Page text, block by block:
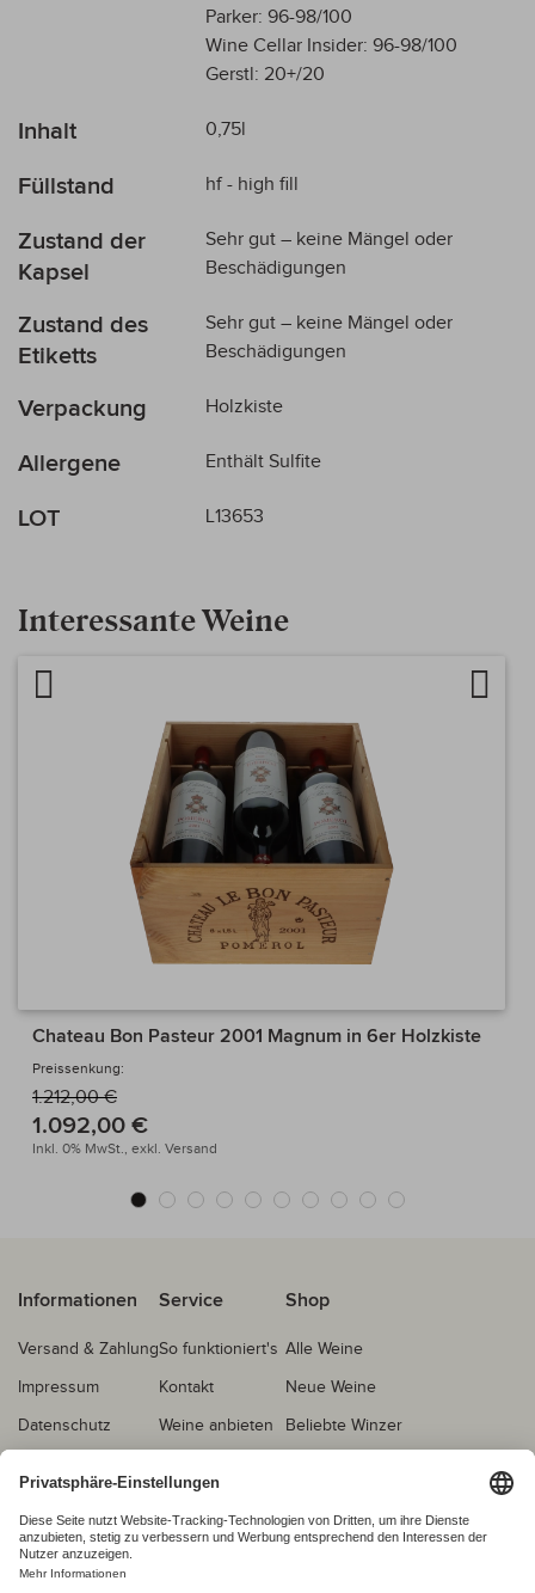
Parker: 96-98/100
Wine Cellar Insider: 96-98/100
Gerstl: 20+/20
Inhalt 0,75l
Füllstand hf - high fill
Zustand der
Kapsel
Sehr gut – keine Mängel oder
Beschädigungen
Zustand des
Etiketts
Sehr gut – keine Mängel oder
Beschädigungen
Verpackung Holzkiste
Allergene Enthält Sulfite
LOT L13653
Interessante Weine
Chateau Bon Pasteur 2001 Magnum in 6er Holzkiste
Preissenkung:
1.212,00 €
1.092,00 €
Inkl. 0% MwSt., exkl. Versand
Informationen
Versand & Zahlung
Impressum
Datenschutz
Service
So funktioniert's
Kontakt
Weine anbieten
Shop
Alle Weine
Neue Weine
Beliebte Winzer